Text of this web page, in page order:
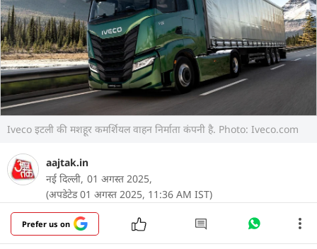
Iveco इटली की मशहूर कमर्शियल वाहन निर्माता कंपनी है. Photo: Iveco.com
aajtak.in
नई दिल्ली, 01 अगस्त 2025,
(अपडेटेड 01 अगस्त 2025, 11:36 AM IST)
Prefer us on